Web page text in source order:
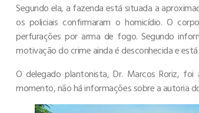
Segundo ela, a fazenda está situada a
os policiais confirmaram o homicídio. O
perfurações por arma de fogo. Segundo
motivação do crime ainda é desconhecida e
O delegado plantonista, Dr. Marcos Roriz,
momento, não há informações sobre a autoria